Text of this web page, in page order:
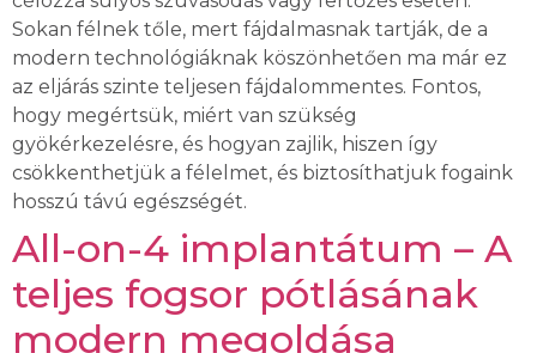
Sokan félnek tőle, mert fájdalmasnak tartják, de a
modern technológiáknak köszönhetően ma már ez
az eljárás szinte teljesen fájdalommentes. Fontos,
hogy megértsük, miért van szükség
gyökérkezelésre, és hogyan zajlik, hiszen így
csökkenthetjük a félelmet, és biztosíthatjuk fogaink
hosszú távú egészségét.
All-on-4 implantátum – A
teljes fogsor pótlásának
modern megoldása